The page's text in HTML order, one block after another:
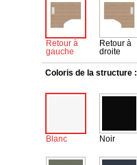
Retour à
gauche
Retour à
droite
Coloris de la structure :
Blanc Noir